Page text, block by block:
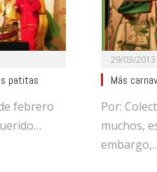
patitas
febrero
29/03/2013
Más
Por:
muchos,